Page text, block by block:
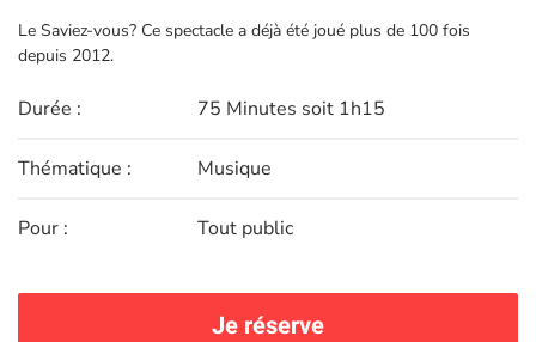
Le Saviez-vous? Ce spectacle a déjà été joué plus de 100 fois
depuis 2012.
Durée : 75 Minutes soit 1h15
Thématique : Musique
Pour : Tout public
Je réserve